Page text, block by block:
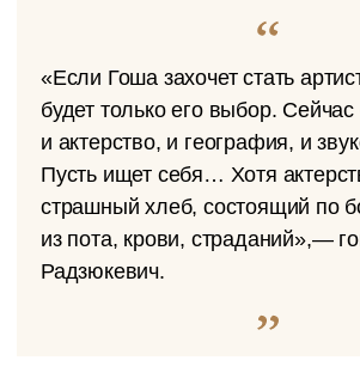
«Если Гоша захочет стать
будет только его выбор.
и актерство, и география, и
Пусть ищет себя… Хотя
страшный хлеб, состоящий по
из пота, крови, страданий»,—
Радзюкевич.